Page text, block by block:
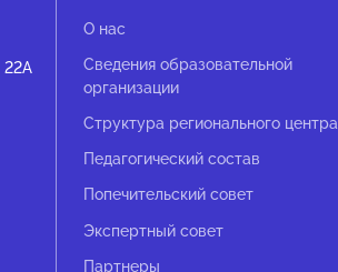
22А
О нас
Сведения образовательной
организации
Структура регионального центра
Педагогический состав
Попечительский совет
Экспертный совет
Партнеры